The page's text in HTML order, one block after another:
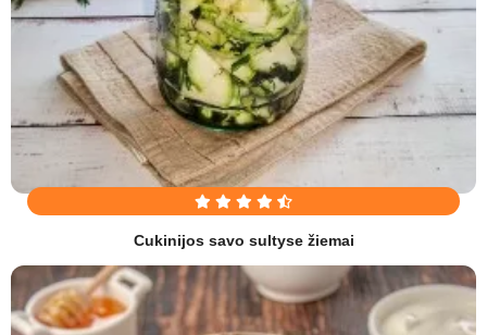
Cukinijos savo sultyse žiemai